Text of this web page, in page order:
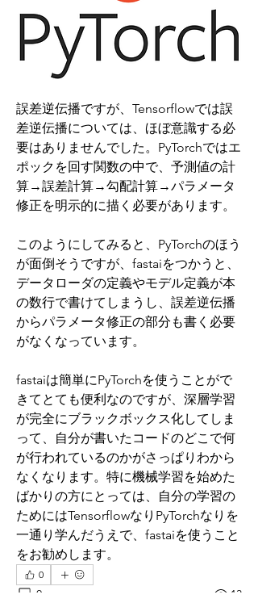
誤差逆伝播ですが、Tensorflowでは誤
差逆伝播については、ほぼ意識する必
要はありませんでした。PyTorchではエ
ポックを回す関数の中で、予測値の計
算→誤差計算→勾配計算→パラメータ
修正を明示的に描く必要があります。
このようにしてみると、PyTorchのほう
が面倒そうですが、fastaiをつかうと、
データローダの定義やモデル定義が本
の数行で書けてしまうし、誤差逆伝播
からパラメータ修正の部分も書く必要
がなくなっています。
fastaiは簡単にPyTorchを使うことがで
きてとても便利なのですが、深層学習
が完全にブラックボックス化してしま
って、自分が書いたコードのどこで何
が行われているのかがさっぱりわから
なくなります。特に機械学習を始めた
ばかりの方にとっては、自分の学習の
ためにはTensorflowなりPyTorchなりを
一通り学んだうえで、fastaiを使うこと
をお勧めします。
0
0 13